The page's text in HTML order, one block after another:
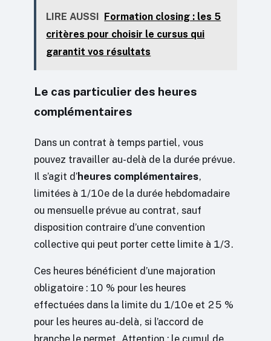
LIRE AUSSI Formation closing : les 5
critères pour choisir le cursus qui
garantit vos résultats
Le cas particulier des heures
complémentaires
Dans un contrat à temps partiel, vous
pouvez travailler au-delà de la durée prévue.
Il s’agit d’heures complémentaires,
limitées à 1/10e de la durée hebdomadaire
ou mensuelle prévue au contrat, sauf
disposition contraire d’une convention
collective qui peut porter cette limite à 1/3.
Ces heures bénéficient d’une majoration
obligatoire : 10 % pour les heures
effectuées dans la limite du 1/10e et 25 %
pour les heures au-delà, si l’accord de